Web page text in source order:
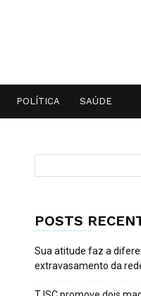
POLÍTICA SAÚDE
POSTS
Sua atitude faz a
extravasamento da